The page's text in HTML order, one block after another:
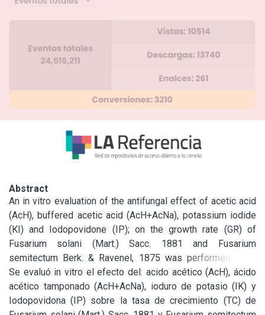
Abstract
An in vitro evaluation of the antifungal effect of acetic acid
(AcH), buffered acetic acid (AcH+AcNa), potassium iodide
(KI) and Iodopovidone (IP); on the growth rate (GR) of
Fusarium solani (Mart.) Sacc. 1881 and Fusarium
semitectum Berk. & Ravenel, 1875 was performed. Both
fungal species were isolated from eggs of the Argentinian
silverside Odontesthes bonariensis (Cuvier &
Valenciennes, 1835). The studied substances are
Se evaluó in vitro el efecto del: acido acético (AcH), ácido
acético tamponado (AcH+AcNa), ioduro de potasio (IK) y
Iodopovidona (IP) sobre la tasa de crecimiento (TC) de